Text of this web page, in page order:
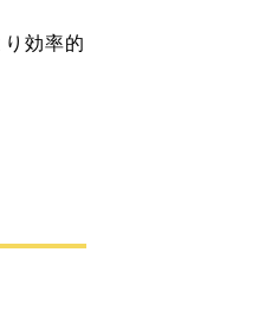
効率的